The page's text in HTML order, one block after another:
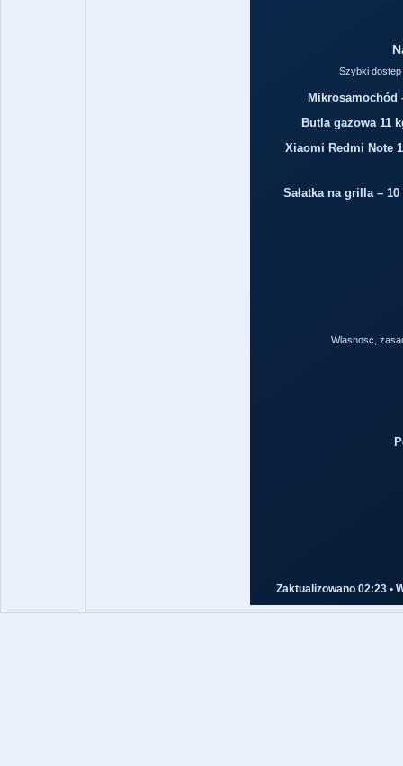
Szybki
Mikrosamochód
Butla gazowa 11
Xiaomi Redmi Note
Sałatka na grilla –
Wlasnosc,
Zaktualizowano 02:23 •